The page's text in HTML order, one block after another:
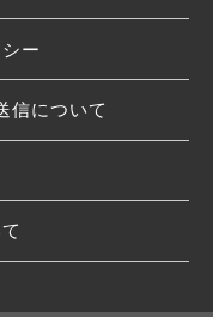
ー
信について